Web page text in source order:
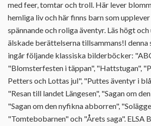
med feer, tomtar och troll. Här lever
hemliga liv och här finns barn som
spännande och roliga äventyr. Läs högt
älskade berättelserna tillsammans!I denna
ingår följande klassiska bilderböcker:
"Blomsterfesten i täppan", "Hattstugan",
Petters och Lottas jul", "Puttes äventyr i
"Resan till landet Längesen", "Sagan om
"Sagan om den nyfikna abborren",
"Tomtebobarnen" och "Årets saga". ELSA